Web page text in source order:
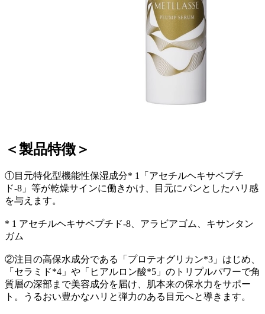
＜製品特徴＞
①目元特化型機能性保湿成分* 1「アセチルヘキサペプチ
ド-8」等が乾燥サインに働きかけ、目元にパンとしたハリ感
を与えます。
* 1 アセチルヘキサペプチド-8、アラビアゴム、キサンタン
ガム
②注目の高保水成分である「プロテオグリカン*3」はじめ、
「セラミド*4」や「ヒアルロン酸*5」のトリプルパワーで角
質層の深部まで美容成分を届け、肌本来の保水力をサポー
ト。うるおい豊かなハリと弾力のある目元へと導きます。